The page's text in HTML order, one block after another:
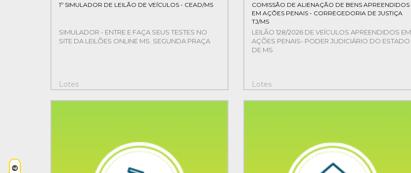
1º SIMULADOR DE LEILÃO DE VEÍCULOS - CEAD/MS
SIMULADOR - ENTRE E FAÇA SEUS TESTES NO
SITE DA LEILÕES ONLINE MS. SEGUNDA PRAÇA
4
Lotes
COMISSÃO DE ALIENAÇÃO DE BENS APREENDIDOS
EM AÇÕES PENAIS - CORREGEDORIA DE JUSTIÇA
TJ/MS
LEILÃO 128/2026 DE VEÍCULOS APREENDIDOS EM
AÇÕES PENAIS- PODER JUDICIÁRIO DO ESTADO
DE MS
37
Lotes